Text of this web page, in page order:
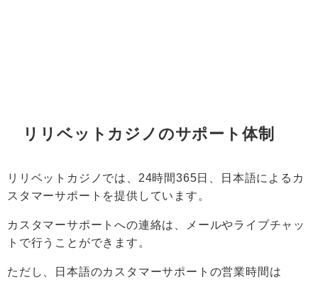
リリベットカジノのサポート体制
リリベットカジノでは、24時間365日、日本語によるカ
スタマーサポートを提供しています。
カスタマーサポートへの連絡は、メールやライブチャッ
トで行うことができます。
ただし、日本語のカスタマーサポートの営業時間は